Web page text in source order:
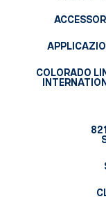
ACCESSORI
COLORADO